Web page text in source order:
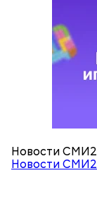
Новости СМИ2
Новости СМИ2